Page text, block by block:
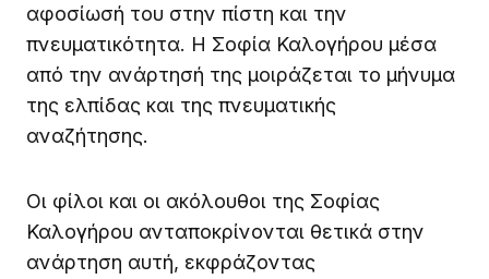
αφοσίωσή του στην πίστη και την
πνευματικότητα. Η Σοφία Καλογήρου μέσα
από την ανάρτησή της μοιράζεται το μήνυμα
της ελπίδας και της πνευματικής
αναζήτησης.
Οι φίλοι και οι ακόλουθοι της Σοφίας
Καλογήρου ανταποκρίνονται θετικά στην
ανάρτηση αυτή, εκφράζοντας